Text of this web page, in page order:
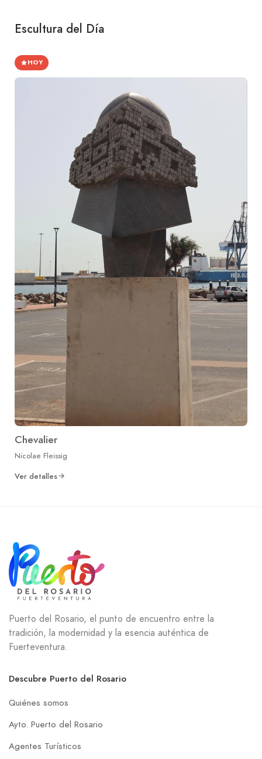
Escultura del Día
HOY
Chevalier
Nicolae Fleissig
Ver detalles
Puerto del Rosario, el punto de encuentro entre la
tradición, la modernidad y la esencia auténtica de
Fuerteventura.
Descubre Puerto del Rosario
Quiénes somos
Ayto. Puerto del Rosario
Agentes Turísticos